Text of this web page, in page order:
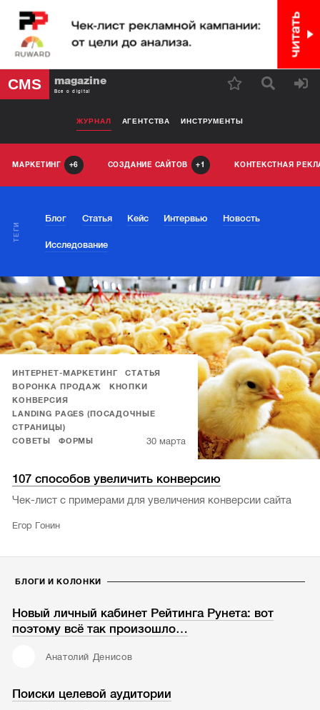
CMS magazine
Все о digital
ЖУРНАЛ АГЕНТСТВА ИНСТРУМЕНТЫ
МАРКЕТИНГ 6 СОЗДАНИЕ САЙТОВ 1 КОНТЕКСТНАЯ
ТЕГИ
Блог Статья Кейс Интервью Новость
Исследование
ИНТЕРНЕТ-МАРКЕТИНГ
СТАТЬЯ
ВОРОНКА ПРОДАЖ
КНОПКИ
КОНВЕРСИЯ
LANDING PAGES (ПОСАДОЧНЫЕ
СТРАНИЦЫ)
СОВЕТЫ
ФОРМЫ 30 марта
107 способов увеличить конверсию
Чек-лист с примерами для увеличения конверсии сайта
Егор Гонин
БЛОГИ И КОЛОНКИ
Новый личный кабинет Рейтинга Рунета: вот
поэтому всё так произошло…
Анатолий Денисов
Поиски целевой аудитории